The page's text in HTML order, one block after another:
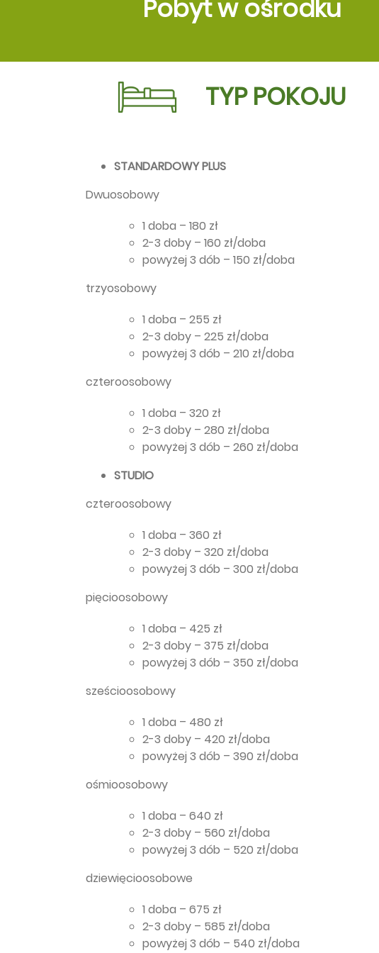
Pobyt w ośrodku
TYP POKOJU
STANDARDOWY PLUS
Dwuosobowy
1 doba – 180 zł
2-3 doby – 160 zł/doba
powyżej 3 dób – 150 zł/doba
trzyosobowy
1 doba – 255 zł
2-3 doby – 225 zł/doba
powyżej 3 dób – 210 zł/doba
czteroosobowy
1 doba – 320 zł
2-3 doby – 280 zł/doba
powyżej 3 dób – 260 zł/doba
STUDIO
czteroosobowy
1 doba – 360 zł
2-3 doby – 320 zł/doba
powyżej 3 dób – 300 zł/doba
pięcioosobowy
1 doba – 425 zł
2-3 doby – 375 zł/doba
powyżej 3 dób – 350 zł/doba
sześcioosobowy
1 doba – 480 zł
2-3 doby – 420 zł/doba
powyżej 3 dób – 390 zł/doba
ośmioosobowy
1 doba – 640 zł
2-3 doby – 560 zł/doba
powyżej 3 dób – 520 zł/doba
dziewięcioosobowe
1 doba – 675 zł
2-3 doby – 585 zł/doba
powyżej 3 dób – 540 zł/doba